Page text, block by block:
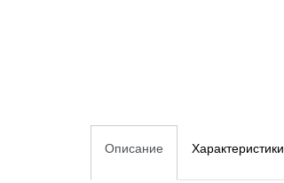
Описание Характеристики